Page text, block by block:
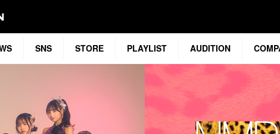
SNS STORE PLAYLIST AUDITION